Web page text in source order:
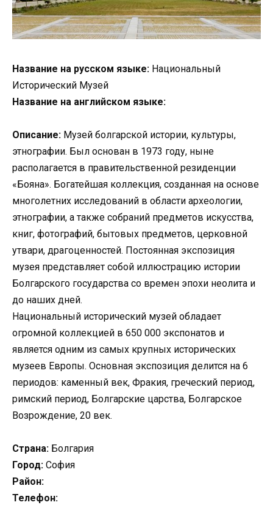
Название на русском языке: Национальный
Исторический Музей
Название на английском языке:
Описание: Музей болгарской истории, культуры,
этнографии. Был основан в 1973 году, ныне
располагается в правительственной резиденции
«Бояна». Богатейшая коллекция, созданная на основе
многолетних исследований в области археологии,
этнографии, а также собраний предметов искусства,
книг, фотографий, бытовых предметов, церковной
утвари, драгоценностей. Постоянная экспозиция
музея представляет собой иллюстрацию истории
Болгарского государства со времен эпохи неолита и
до наших дней.
Национальный исторический музей обладает
огромной коллекцией в 650 000 экспонатов и
является одним из самых крупных исторических
музеев Европы. Основная экспозиция делится на 6
периодов: каменный век, Фракия, греческий период,
римский период, Болгарские царства, Болгарское
Возрождение, 20 век.
Страна: Болгария
Город: София
Район:
Телефон: